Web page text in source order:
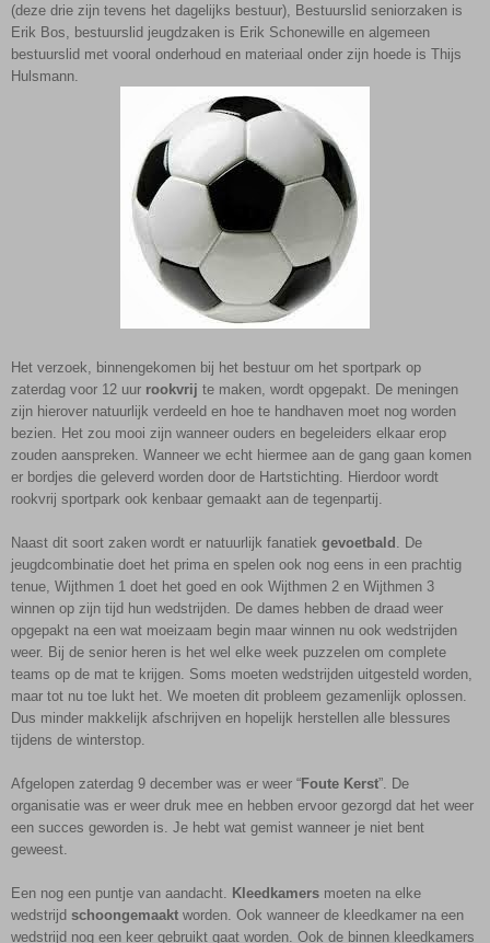
(deze drie zijn tevens het dagelijks bestuur), Bestuurslid seniorzaken is
Erik Bos, bestuurslid jeugdzaken is Erik Schonewille en algemeen
bestuurslid met vooral onderhoud en materiaal onder zijn hoede is Thijs
Hulsmann.
Het verzoek, binnengekomen bij het bestuur om het sportpark op
zaterdag voor 12 uur rookvrij te maken, wordt opgepakt. De meningen
zijn hierover natuurlijk verdeeld en hoe te handhaven moet nog worden
bezien. Het zou mooi zijn wanneer ouders en begeleiders elkaar erop
zouden aanspreken. Wanneer we echt hiermee aan de gang gaan komen
er bordjes die geleverd worden door de Hartstichting. Hierdoor wordt
rookvrij sportpark ook kenbaar gemaakt aan de tegenpartij.
Naast dit soort zaken wordt er natuurlijk fanatiek gevoetbald
. De
jeugdcombinatie doet het prima en spelen ook nog eens in een prachtig
tenue, Wijthmen 1 doet het goed en ook Wijthmen 2 en Wijthmen 3
winnen op zijn tijd hun wedstrijden. De dames hebben de draad weer
opgepakt na een wat moeizaam begin maar winnen nu ook wedstrijden
weer. Bij de senior heren is het wel elke week puzzelen om complete
teams op de mat te krijgen. Soms moeten wedstrijden uitgesteld worden,
maar tot nu toe lukt het. We moeten dit probleem gezamenlijk oplossen.
Dus minder makkelijk afschrijven en hopelijk herstellen alle blessures
tijdens de winterstop.
Afgelopen zaterdag 9 december was er weer “ Foute Kerst”. De
organisatie was er weer druk mee en hebben ervoor gezorgd dat het weer
een succes geworden is. Je hebt wat gemist wanneer je niet bent
geweest.
Een nog een puntje van aandacht. Kleedkamers moeten na elke
wedstrijd schoongemaakt worden. Ook wanneer de kleedkamer na een
wedstrijd nog een keer gebruikt gaat worden. Ook de binnen kleedkamers